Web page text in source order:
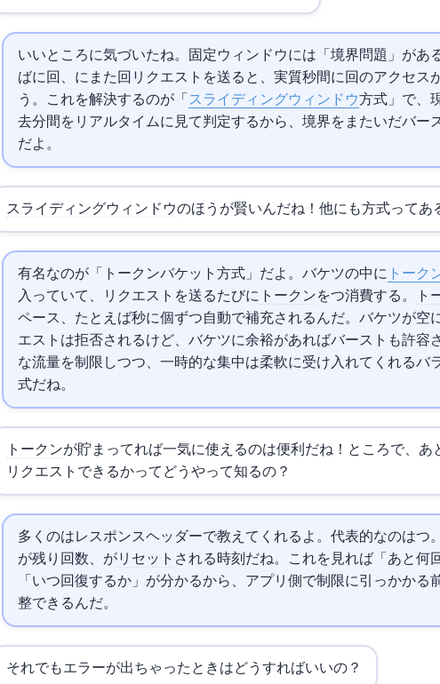
いいところに気づいたね。固定ウィンドウには「境界問題」があ
ば0:59に100回、1:00にまた100回リクエストを送ると、実質2秒間に200回のアクセ
う。これを解決するのが「 スライディングウィンドウ方式」で、
去1分間をリアルタイムに見て判定するから、境界をまたいだバー
だよ。
スライディングウィンドウのほうが賢いんだね！他にも方式ってあ
有名なのが「トークンバケット方式」だよ。バケツの中に トーク
入っていて、リクエストを送るたびに トークンを1つ消費する。 ト
ペース、たとえば1秒に10個ずつ自動で補充されるんだ。バケツが空
エストは拒否されるけど、バケツに余裕があればバーストも許容
な流量を制限しつつ、一時的な集中は柔軟に受け入れてくれるバ
式だね。
トークンが貯まってれば一気に使えるのは便利だね！ところで、あ
リクエストできるかってどうやって知るの？
多くのは レスポンスヘッダーで教えてくれるよ。代表的なのは3つ。X-RateLimit-Limitが上限回数、
が残り回数、X-RateLimit-Resetがリセット される時刻だね。これを見れば「あと何
「いつ回復するか」が分かるから、アプリ側で制限に引っかかる
整できるんだ。
それでも429エラーが出ちゃったときはどうすればいいの？